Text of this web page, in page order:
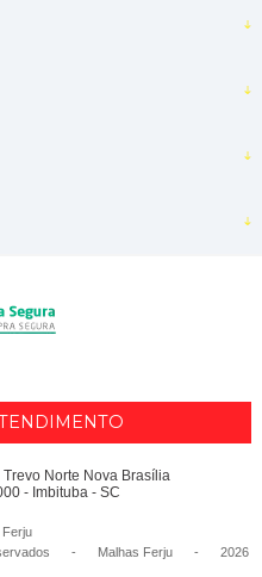
Norte Nova Brasília
- Imbituba - SC
Ferju
- Malhas Ferju - 2026